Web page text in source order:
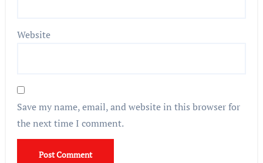
Website
Save my name, email, and website in this browser for
the next time I comment.